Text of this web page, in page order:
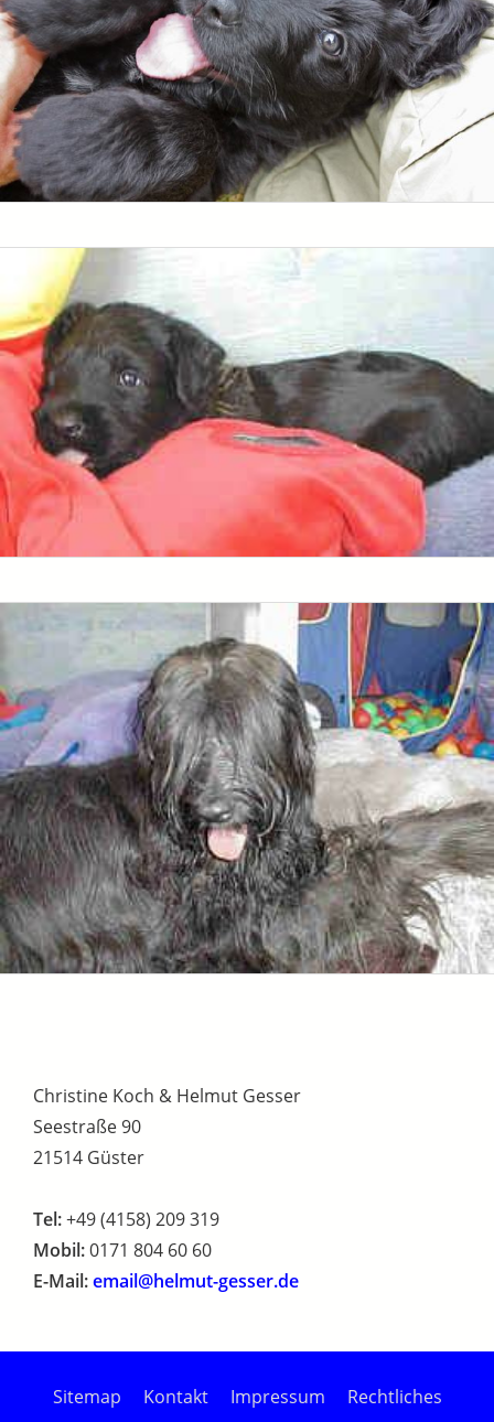
Christine Koch & Helmut Gesser
Seestraße 90
21514 Güster
Tel:+49 (4158) 209 319
Mobil:0171 804 60 60
E-Mail:email@helmut-gesser.de
Sitemap Kontakt Impressum Rechtliches